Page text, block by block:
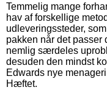
Temmelig mange
hav af forskellige
udleveringssteder,
pakken når det passer
nemlig særdeles
desuden den mindst
Edwards nye
Hæftet.